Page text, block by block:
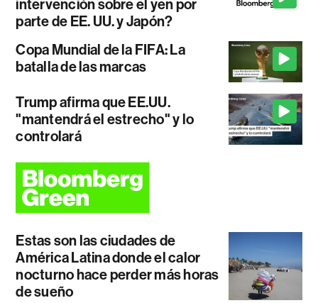
intervención sobre el yen por
parte de EE. UU. y Japón?
Copa Mundial de la FIFA: La
batalla de las marcas
Trump afirma que EE.UU.
"mantendrá el estrecho" y lo
controlará
Estas son las ciudades de
América Latina donde el calor
nocturno hace perder más horas
de sueño